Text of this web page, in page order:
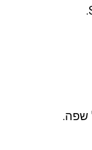
שפה.